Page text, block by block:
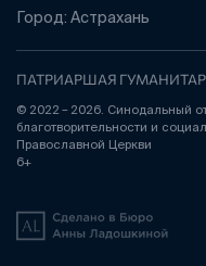
Город: Астрахань
ПАТРИАРШАЯ
© 2022 – 2026. Синодальный
благотворительности и
Православной Церкви
6+